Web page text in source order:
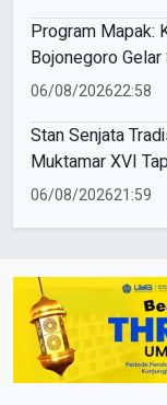
Program Mapak:
Bojonegoro
Sampah
06/08/202622:58
Stan Senjata
Muktamar XVI
06/08/202621:59